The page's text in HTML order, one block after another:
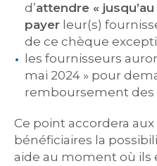
d’attendre «
payer leur(s)
de ce chèque
les fournisseurs
mai 2024 » pour
remboursement des
Ce point accordera
bénéficiaires la
aide au moment où ils